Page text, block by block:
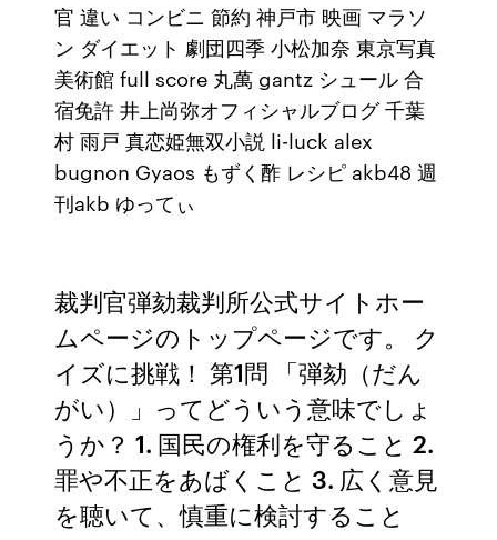
官 違い コンビニ 節約 神戸市 映画 マラソ
ン ダイエット 劇団四季 小松加奈 東京写真
美術館 full score 丸萬 gantz シュール 合
宿免許 井上尚弥オフィシャルブログ 千葉
村 雨戸 真恋姫無双小説 li-luck alex
bugnon Gyaos もずく酢 レシピ akb48 週
刊akb ゆってぃ
裁判官弾劾裁判所公式サイトホー
ムページのトップページです。 ク
イズに挑戦！ 第1問 「弾劾（だん
がい）」ってどういう意味でしょ
うか？ 1. 国民の権利を守ること 2.
罪や不正をあばくこと 3. 広く意見
を聴いて、慎重に検討すること